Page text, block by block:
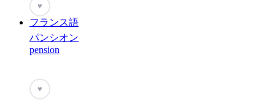
♥
フランス語
パンシオン
pension
♥